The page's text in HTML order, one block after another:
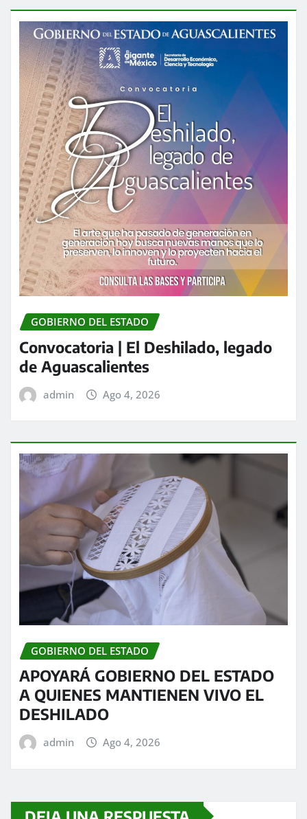
GOBIERNO DEL ESTADO
Convocatoria | El Deshilado, legado
de Aguascalientes
admin Ago 4, 2026
GOBIERNO DEL ESTADO
APOYARÁ GOBIERNO DEL ESTADO
A QUIENES MANTIENEN VIVO EL
DESHILADO
admin Ago 4, 2026